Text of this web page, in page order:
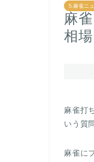
5.麻雀ニ
麻
相
麻雀打
いう質
麻雀に